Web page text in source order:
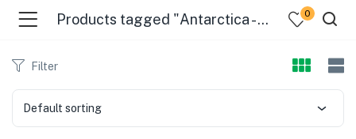
Products tagged "Antarctica - Fiction" 0
Filter
Default sorting